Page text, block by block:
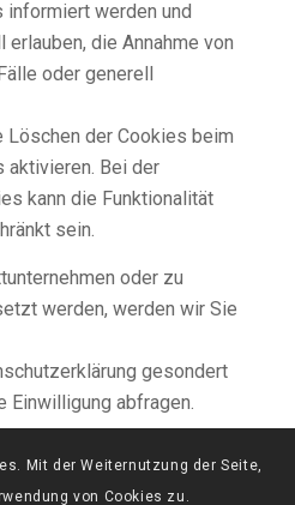
werden und
die Annahme von
oder generell
der Cookies beim
aktivieren. Bei der
kann die Funktionalität
sein.
oder zu
werden, werden wir Sie
gesondert
Einwilligung abfragen.
Mit der Weiternutzung der Seite,
von Cookies zu.